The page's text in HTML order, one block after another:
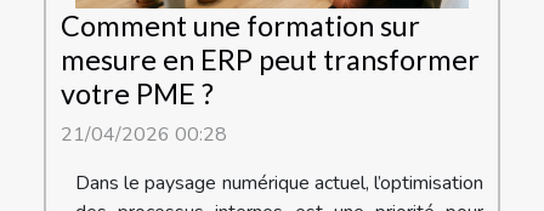
Comment une formation sur
mesure en ERP peut transformer
votre PME ?
21/04/2026 00:28
Dans le paysage numérique actuel, l’optimisation